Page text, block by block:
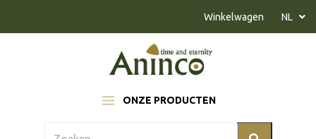
ONZE PRODUCTEN
Winkelwagen NL